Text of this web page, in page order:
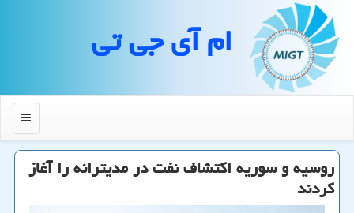
ام آی جی تی
منو
روسیه و سوریه اكتشاف نفت در مدیترانه را آغاز
كردند